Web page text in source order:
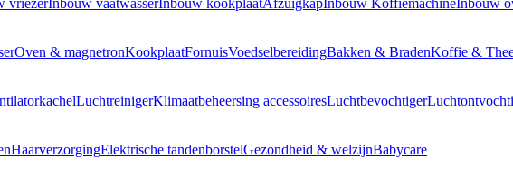
vriezerInbouw vaatwasserInbouw kookplaatAfzuigkapInbouw KoffiemachineInbouw
Oven & magnetronKookplaatFornuisVoedselbereidingBakken & BradenKoffie &
LuchtreinigerKlimaatbeheersing accessoiresLuchtbevochtiger
HaarverzorgingElektrische tandenborstelGezondheid & welzijnBabycare